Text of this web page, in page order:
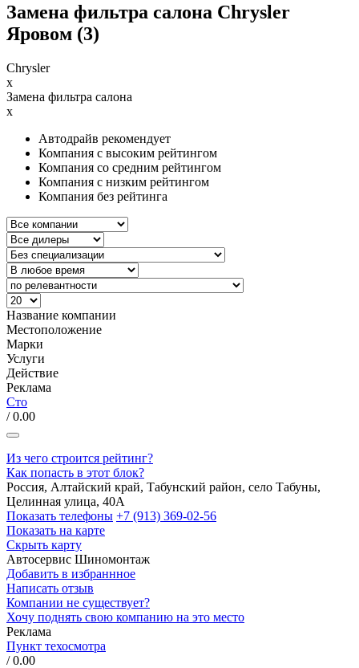
Замена фильтра салона Chrysler
Яровом (3)
Chrysler
x
Замена фильтра салона
x
Автодрайв рекомендует
Компания с высоким рейтингом
Компания со средним рейтингом
Компания с низким рейтингом
Компания без рейтинга
Название компании
Местоположение
Марки
Услуги
Действие
Реклама
Сто
/ 0.00
Из чего строится рейтинг?
Как попасть в этот блок?
Россия, Алтайский край, Табунский район, село Табуны,
Целинная улица, 40А
Показать телефоны +7 (913) 369-02-56
Показать на карте
Скрыть карту
Автосервис Шиномонтаж
Добавить в избраннное
Написать отзыв
Компании не существует?
Хочу поднять свою компанию на это место
Реклама
Пункт техосмотра
/ 0.00